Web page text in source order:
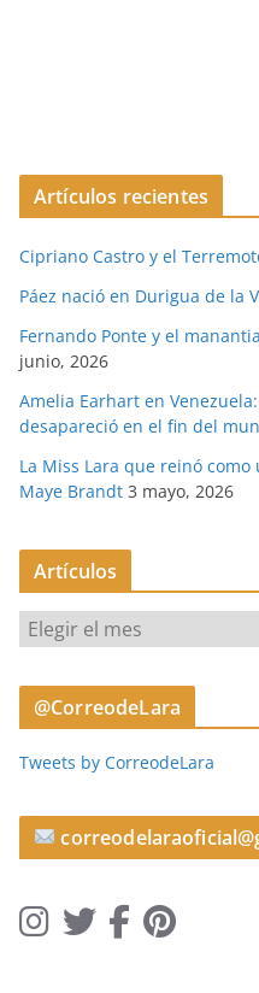
Artículos recientes
Cipriano Castro y el
Páez nació en Durigua de la
Fernando Ponte y el
junio, 2026
Amelia Earhart en
desapareció en el fin del
La Miss Lara que reinó
Maye Brandt 3 mayo, 2026
Artículos
r
t
u
s
@CorreodeLara
Tweets by CorreodeLara